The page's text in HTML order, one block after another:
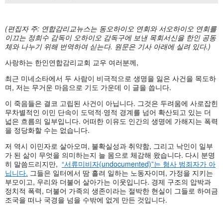
(편집자 주: 연합감리교뉴스는 동오하이오 연회와 서오하이오 연회를
이끄는 정희수 감독이 오하이오 감독구에 보낸 목회서신을 한인 공동
체와 나누기 위해 번역하여 싣는다. 원문은 기사 아래에 실려 있다.)
사랑하는 한인연합감리교회 교우 여러분께,
최근 미네소타에서 두 사람이 비극적으로 생명을 잃은 사건을 목도하
며, 저는 무거운 마음으로 기도 가운데 이 글을 씁니다.
이 죽음들은 결코 고립된 사건이 아닙니다. 그것은 두려움에 사로잡힌
무차별적인 이민 단속이 도덕적·영적 경계를 넘어 확산되고 있는 더
넓은 흐름의 일부입니다. 어떠한 이유도 인간의 생명에 가해지는 폭력
을 정당화할 수는 없습니다.
저 역시 이민자로 살아오며, 불확실성과 취약함, 그리고 낙인이 일부
가 된 삶이 무엇을 의미하는지 늘 몸으로 체감해 왔습니다. 다시 분명
히 말씀드리지만, “서류미비자(undocumented)”는 형사 범죄자가 아
닙니다. 그들은 일터에서 땀 흘려 일하는 노동자이며, 가정을 지키는
부모이고, 우리와 더불어 살아가는 이웃입니다. 경제 구조의 압박과
정치적 폭력, 더불어 가족의 생존이라는 절박한 현실이 그들로 하여금
조국을 떠나 국경을 넘을 수밖에 없게 만든 것입니다.